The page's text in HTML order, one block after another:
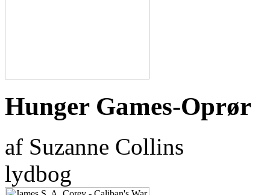
Hunger Games-Oprør
af Suzanne Collins
lydbog